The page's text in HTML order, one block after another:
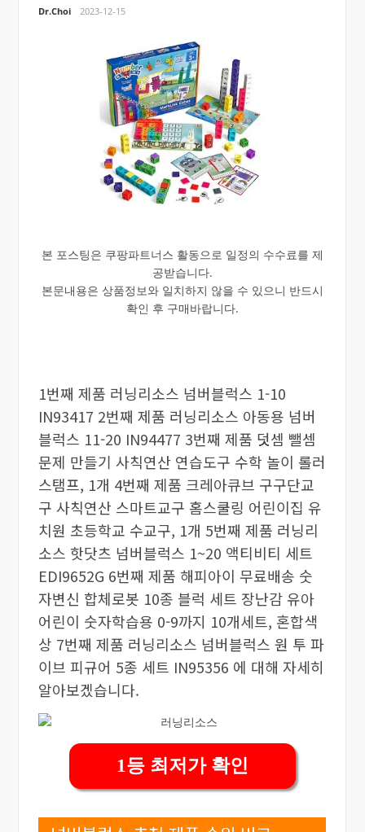
Dr.Choi 2023-12-15
본 포스팅은 쿠팡파트너스 활동으로 일정의 수수료를 제
공받습니다.
본문내용은 상품정보와 일치하지 않을 수 있으니 반드시
확인 후 구매바랍니다.
1번째 제품 러닝리소스 넘버블럭스 1-10
IN93417 2번째 제품 러닝리소스 아동용 넘버
블럭스 11-20 IN94477 3번째 제품 덧셈 뺄셈
문제 만들기 사칙연산 연습도구 수학 놀이 롤러
스탬프, 1개 4번째 제품 크레아큐브 구구단교
구 사칙연산 스마트교구 홈스쿨링 어린이집 유
치원 초등학교 수교구, 1개 5번째 제품 러닝리
소스 핫닷츠 넘버블럭스 1~20 액티비티 세트
EDI9652G 6번째 제품 해피아이 무료배송 숫
자변신 합체로봇 10종 블럭 세트 장난감 유아
어린이 숫자학습용 0-9까지 10개세트, 혼합색
상 7번째 제품 러닝리소스 넘버블럭스 원 투 파
이브 피규어 5종 세트 IN95356 에 대해 자세히
알아보겠습니다.
1등 최저가 확인